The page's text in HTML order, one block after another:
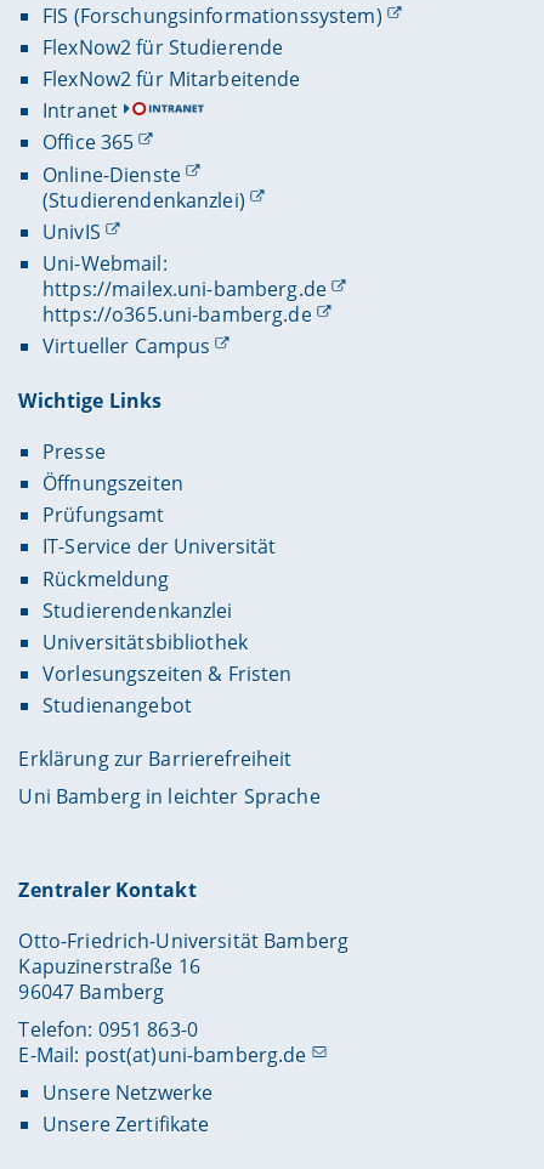
FIS (Forschungsinformationssystem)
FlexNow2 für Studierende
FlexNow2 für Mitarbeitende
Intranet
Office 365
Online-Dienste
(Studierendenkanzlei)
UnivIS
Uni-Webmail:
https://mailex.uni-bamberg.de
https://o365.uni-bamberg.de
Virtueller Campus
Wichtige Links
Presse
Öffnungszeiten
Prüfungsamt
IT-Service der Universität
Rückmeldung
Studierendenkanzlei
Universitätsbibliothek
Vorlesungszeiten & Fristen
Studienangebot
Erklärung zur Barrierefreiheit
Uni Bamberg in leichter Sprache
Zentraler Kontakt
Otto-Friedrich-Universität Bamberg
Kapuzinerstraße 16
96047 Bamberg
Telefon: 0951 863-0
E-Mail: post(at)uni-bamberg.de
Unsere Netzwerke
Unsere Zertifikate